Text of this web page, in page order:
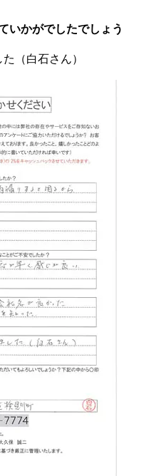
いかがでしたでしょう
（白石さん）